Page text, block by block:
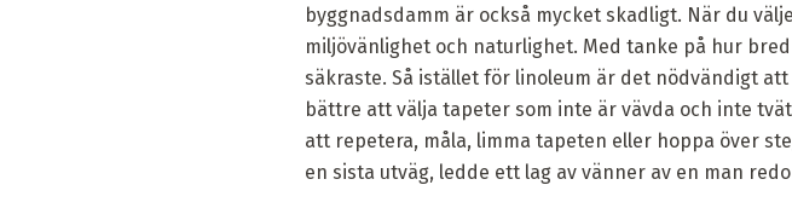
byggnadsdamm är också mycket skadligt. När du
miljövänlighet och naturlighet. Med tanke på hur
säkraste. Så istället för linoleum är det nödvändigt
bättre att välja tapeter som inte är vävda och inte
att repetera, måla, limma tapeten eller hoppa över
en sista utväg, ledde ett lag av vänner av en man